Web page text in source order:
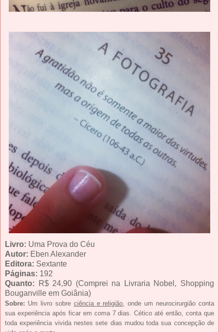
Livro: Uma Prova do Céu
Autor: Eben Alexander
Editora: Sextante
Páginas: 192
Quanto: R$ 24,90 (Comprei na Livraria Nobel, Shopping
Bouganville em Goiânia)
Sobre: Um livro sobre ciência e religião , onde um neurocirurgião conta
sua experiência após ficar em coma 7 dias. Cético até então, conta que
toda experiência vivida nestes sete dias mudou toda sua concepção de